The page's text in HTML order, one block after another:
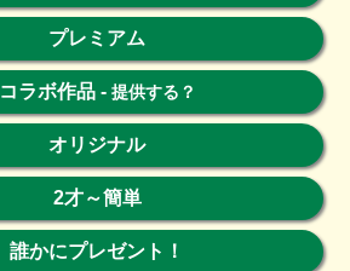
プレミアム
コラボ作品- 提供する？
オリジナル
2才～簡単
誰かにプレゼント！